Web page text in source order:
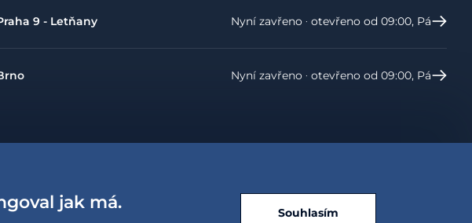
9 - Letňany Nyní zavřeno ‧ otevřeno od 09:00, Pá
Nyní zavřeno ‧ otevřeno od 09:00, Pá
jak má. Souhlasím